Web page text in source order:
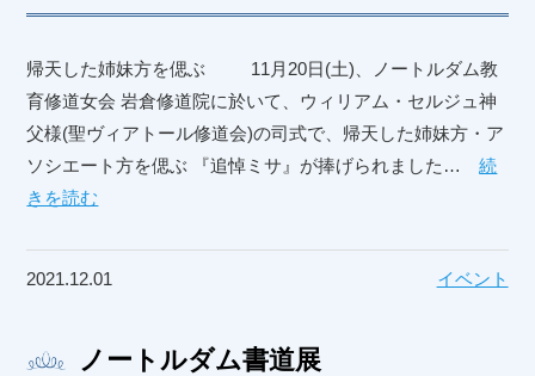
帰天した姉妹方を偲ぶ 11月20日(土)、ノートルダム教
育修道女会 岩倉修道院に於いて、ウィリアム・セルジュ神
父様(聖ヴィアトール修道会)の司式で、帰天した姉妹方・ア
ソシエート方を偲ぶ 『追悼ミサ』が捧げられました…続
きを読む
2021.12.01 イベント
ノートルダム書道展